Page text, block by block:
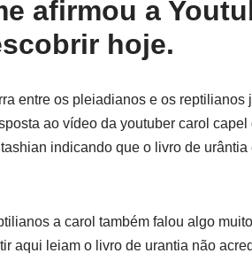
afirmou a
hoje.
entre os pleiadianos e os
ao vídeo da youtuber carol
indicando que o livro de
a carol também falou algo
aqui leiam o livro de urantia não